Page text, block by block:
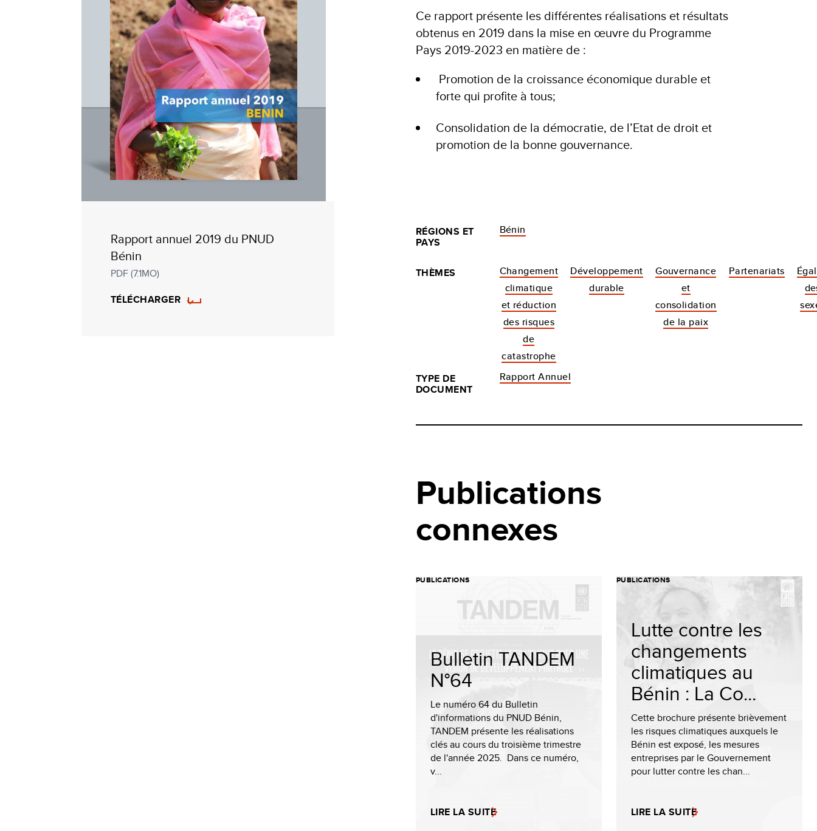
Rapport annuel 2019 du PNUD
Bénin
PDF (7.1MO)
TÉLÉCHARGER
Ce rapport présente les différentes réalisations et résultats
obtenus en 2019 dans la mise en œuvre du Programme
Pays 2019-2023 en matière de :
Promotion de la croissance économique durable et
forte qui profite à tous;
Consolidation de la démocratie, de l’Etat de droit et
promotion de la bonne gouvernance.
RÉGIONS ET
PAYS
Bénin
THÈMES
Changement
climatique
et réduction
des risques
de
catastrophe
Développement
durable
Gouvernance
et
consolidation
de la paix
Partenariats
TYPE DE
DOCUMENT
Rapport Annuel
Publications
connexes
PUBLICATIONS
Bulletin TANDEM
N°64
Le numéro 64 du Bulletin
d'informations du PNUD Bénin,
TANDEM présente les réalisations
clés au cours du troisième trimestre
de l'année 2025. Dans ce numéro,
v...
LIRE LA SUITE
PUBLICATIONS
Lutte contre les
changements
climatiques au
Bénin : La Co...
Cette brochure présente brièvement
les risques climatiques auxquels le
Bénin est exposé, les mesures
entreprises par le Gouvernement
pour lutter contre les chan...
LIRE LA SUITE